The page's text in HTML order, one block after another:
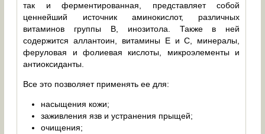
так и ферментированная, представляет собой
ценнейший источник аминокислот, различных
витаминов группы В, инозитола. Также в ней
содержится аллантоин, витамины Е и С, минералы,
феруловая и фолиевая кислоты, микроэлементы и
антиоксиданты.
Все это позволяет применять ее для:
насыщения кожи;
заживления язв и устранения прыщей;
очищения;